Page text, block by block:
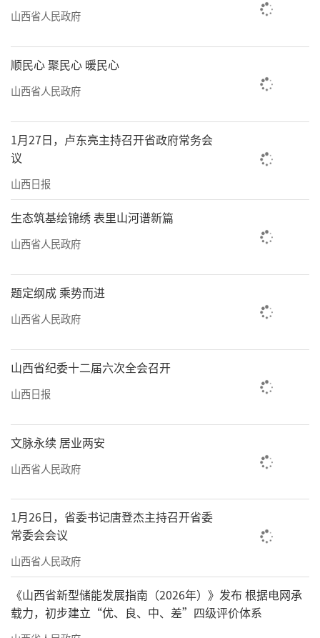
山西省人民政府
顺民心 聚民心 暖民心
山西省人民政府
1月27日，卢东亮主持召开省政府常务会
议
山西日报
生态筑基绘锦绣 表里山河谱新篇
山西省人民政府
题定纲成 乘势而进
山西省人民政府
山西省纪委十二届六次全会召开
山西日报
文脉永续 居业两安
山西省人民政府
1月26日，省委书记唐登杰主持召开省委
常委会会议
山西省人民政府
《山西省新型储能发展指南（2026年）》发布 根据电网承
载力，初步建立“优、良、中、差”四级评价体系